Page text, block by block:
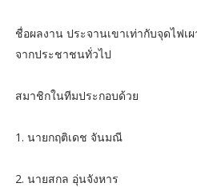
ชื่อผลงาน ประจานเขาเท่ากับจุดไฟเ
จากประชาชนทั่วไป
สมาชิกในทีมประกอบด้วย
1. นายกฤติเดช จันมณี
2. นายสกล อุ่นจังหาร